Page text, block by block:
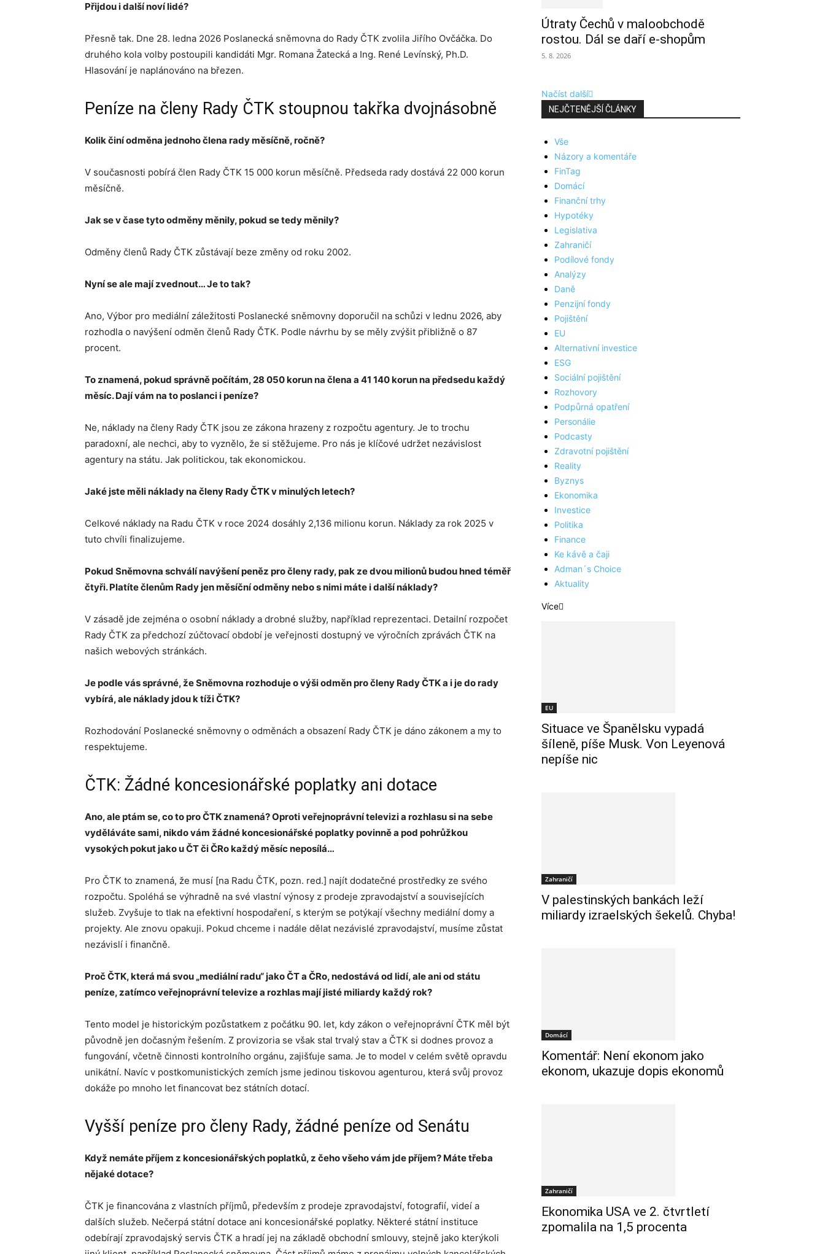
Přijdou i další noví lidé?
Přesně tak. Dne 28. ledna 2026 Poslanecká sněmovna do Rady ČTK zvolila Jiřího Ovčáčka. Do
druhého kola volby postoupili kandidáti Mgr. Romana Žatecká a Ing. René Levínský, Ph.D.
Hlasování je naplánováno na březen.
Peníze na členy Rady ČTK stoupnou takřka dvojnásobně
Kolik činí odměna jednoho člena rady měsíčně, ročně?
V současnosti pobírá člen Rady ČTK 15 000 korun měsíčně. Předseda rady dostává 22 000 korun
měsíčně.
Jak se v čase tyto odměny měnily, pokud se tedy měnily?
Odměny členů Rady ČTK zůstávají beze změny od roku 2002.
Nyní se ale mají zvednout… Je to tak?
Ano, Výbor pro mediální záležitosti Poslanecké sněmovny doporučil na schůzi v lednu 2026, aby
rozhodla o navýšení odměn členů Rady ČTK. Podle návrhu by se měly zvýšit přibližně o 87
procent.
To znamená, pokud správně počítám, 28 050 korun na člena a 41 140 korun na předsedu každý
měsíc. Dají vám na to poslanci i peníze?
Ne, náklady na členy Rady ČTK jsou ze zákona hrazeny z rozpočtu agentury. Je to trochu
paradoxní, ale nechci, aby to vyznělo, že si stěžujeme. Pro nás je klíčové udržet nezávislost
agentury na státu. Jak politickou, tak ekonomickou.
Jaké jste měli náklady na členy Rady ČTK v minulých letech?
Celkové náklady na Radu ČTK v roce 2024 dosáhly 2,136 milionu korun. Náklady za rok 2025 v
tuto chvíli finalizujeme.
Pokud Sněmovna schválí navýšení peněz pro členy rady, pak ze dvou milionů budou hned téměř
čtyři. Platíte členům Rady jen měsíční odměny nebo s nimi máte i další náklady?
V zásadě jde zejména o osobní náklady a drobné služby, například reprezentaci. Detailní rozpočet
Rady ČTK za předchozí zúčtovací období je veřejnosti dostupný ve výročních zprávách ČTK na
našich webových stránkách.
Je podle vás správné, že Sněmovna rozhoduje o výši odměn pro členy Rady ČTK a i je do rady
vybírá, ale náklady jdou k tíži ČTK?
Rozhodování Poslanecké sněmovny o odměnách a obsazení Rady ČTK je dáno zákonem a my to
respektujeme.
ČTK: Žádné koncesionářské poplatky ani dotace
Ano, ale ptám se, co to pro ČTK znamená? Oproti veřejnoprávní televizi a rozhlasu si na sebe
vyděláváte sami, nikdo vám žádné koncesionářské poplatky povinně a pod pohrůžkou
vysokých pokut jako u ČT či ČRo každý měsíc neposílá…
Pro ČTK to znamená, že musí [na Radu ČTK, pozn. red.] najít dodatečné prostředky ze svého
rozpočtu. Spoléhá se výhradně na své vlastní výnosy z prodeje zpravodajství a souvisejících
služeb. Zvyšuje to tlak na efektivní hospodaření, s kterým se potýkají všechny mediální domy a
projekty. Ale znovu opakuji. Pokud chceme i nadále dělat nezávislé zpravodajství, musíme zůstat
nezávislí i finančně.
Proč ČTK, která má svou „mediální radu“ jako ČT a ČRo, nedostává od lidí, ale ani od státu
peníze, zatímco veřejnoprávní televize a rozhlas mají jisté miliardy každý rok?
Tento model je historickým pozůstatkem z počátku 90. let, kdy zákon o veřejnoprávní ČTK měl být
původně jen dočasným řešením. Z provizoria se však stal trvalý stav a ČTK si dodnes provoz a
fungování, včetně činnosti kontrolního orgánu, zajišťuje sama. Je to model v celém světě opravdu
unikátní. Navíc v postkomunistických zemích jsme jedinou tiskovou agenturou, která svůj provoz
dokáže po mnoho let financovat bez státních dotací.
Vyšší peníze pro členy Rady, žádné peníze od Senátu
Když nemáte příjem z koncesionářských poplatků, z čeho všeho vám jde příjem? Máte třeba
nějaké dotace?
ČTK je financována z vlastních příjmů, především z prodeje zpravodajství, fotografií, videí a
dalších služeb. Nečerpá státní dotace ani koncesionářské poplatky. Některé státní instituce
odebírají zpravodajský servis ČTK a hradí jej na základě obchodní smlouvy, stejně jako kterýkoli
Útraty Čechů v maloobchodě
rostou. Dál se daří e-shopům
5. 8. 2026
Načíst další
NEJČTENĚJŠÍ ČLÁNKY
Vše
Názory a komentáře
FinTag
Domácí
Finanční trhy
Hypotéky
Legislativa
Zahraničí
Podílové fondy
Analýzy
Daně
Penzijní fondy
Pojištění
EU
Alternativní investice
ESG
Sociální pojištění
Rozhovory
Podpůrná opatření
Personálie
Podcasty
Zdravotní pojištění
Reality
Byznys
Ekonomika
Investice
Politika
Finance
Ke kávě a čaji
Adman´s Choice
Aktuality
Více
EU
Situace ve Španělsku vypadá
šíleně, píše Musk. Von Leyenová
nepíše nic
Zahraničí
V palestinských bankách leží
miliardy izraelských šekelů. Chyba!
Domácí
Komentář: Není ekonom jako
ekonom, ukazuje dopis ekonomů
Zahraničí
Ekonomika USA ve 2. čtvrtletí
zpomalila na 1,5 procenta